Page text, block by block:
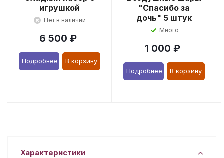
игрушкой
Нет в наличии
6 500 ₽
Подробнее В корзину
"Спасибо за
дочь" 5 штук
Много
1 000 ₽
Подробнее В корзину
Характеристики